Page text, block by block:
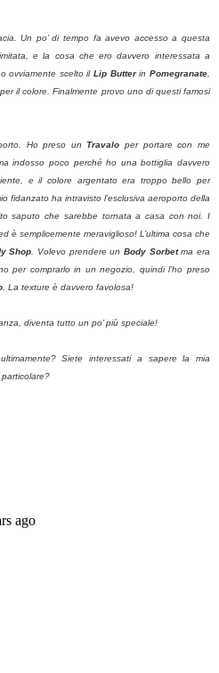
Un po’ di tempo fa avevo accesso a questa
e la cosa che ero davvero interessata a
ovviamente scelto ilLip ButterinPomegranate
il colore. Finalmente provo uno di questi famosi
Ho preso unTravalo per portare con me
indosso poco perché ho una bottiglia davvero
e il colore argentato era troppo bello per
fidanzato ha intravisto l’esclusiva aeroporto della
saputo che sarebbe tornata a casa con noi. I
è semplicemente meraviglioso! L’ultima cosa che
Shop . Volevo prendere unBody Sorbetma era
per comprarlo in un negozio, quindi l’ho preso
. La texture è davvero favolosa!
diventa tutto un po’ più speciale!
Siete interessati a sapere la mia